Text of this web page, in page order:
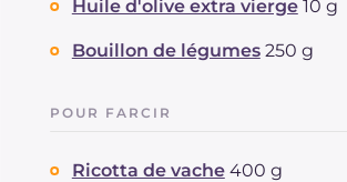
Huile d'olive extra vierge 10 g
Bouillon de légumes 250 g
POUR FARCIR
Ricotta de vache 400 g